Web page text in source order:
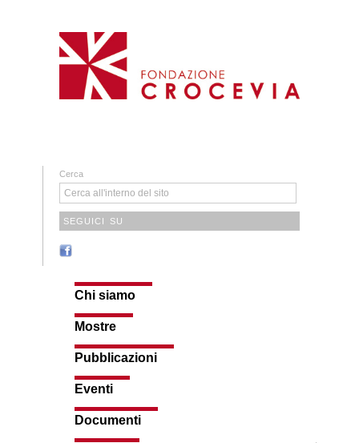
Cerca
SEGUICI SU
Chi siamo
Mostre
Pubblicazioni
Eventi
Documenti